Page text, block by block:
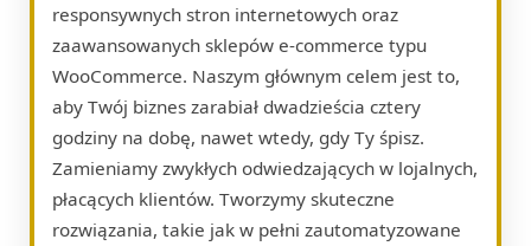
responsywnych stron internetowych oraz
zaawansowanych sklepów e-commerce typu
WooCommerce. Naszym głównym celem jest to,
aby Twój biznes zarabiał dwadzieścia cztery
godziny na dobę, nawet wtedy, gdy Ty śpisz.
Zamieniamy zwykłych odwiedzających w lojalnych,
płacących klientów. Tworzymy skuteczne
rozwiązania, takie jak w pełni zautomatyzowane